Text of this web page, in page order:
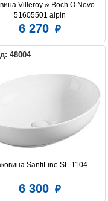
Villeroy & Boch O.Novo
51605501 alpin
6 270
48004
SantiLine SL-1104
6 300